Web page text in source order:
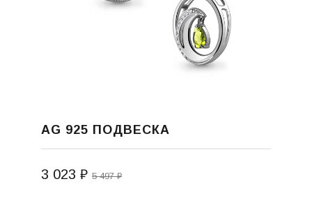
AG 925 ПОДВЕСКА
3 023 ₽ 5 497 ₽